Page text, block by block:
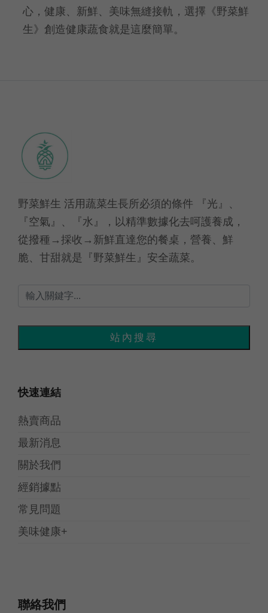
心，健康、新鮮、美味無縫接軌，選擇《野菜鮮
生》創造健康蔬食就是這麼簡單。
野菜鮮生 活用蔬菜生長所必須的條件 『光』、
『空氣』、『水』，以精準數據化去呵護養成，
從撥種→採收→新鮮直達您的餐桌，營養、鮮
脆、甘甜就是『野菜鮮生』安全蔬菜。
快速連結
熱賣商品
最新消息
關於我們
經銷據點
常見問題
美味健康+
聯絡我們